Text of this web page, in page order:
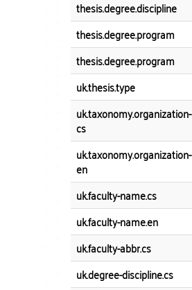
thesis.degree.discipline
thesis.degree.program
thesis.degree.program
uk.thesis.type
uk.taxonomy.organization-
cs
uk.taxonomy.organization-
en
uk.faculty-name.cs
uk.faculty-name.en
uk.faculty-abbr.cs
uk.degree-discipline.cs